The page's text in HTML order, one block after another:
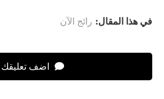
في هذا المقال: رائج الآن
اضف تعليقك